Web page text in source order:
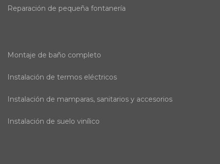
Reparación de pequeña fontanería
Montaje de baño completo
Instalación de termos eléctricos
Instalación de mamparas, sanitarios y accesorios
Instalación de suelo vinílico